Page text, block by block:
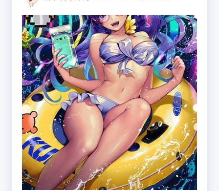
探索更多
电影影单
洛赋头条
碰碰运气
求片/反馈
福利中心
免费在线电影